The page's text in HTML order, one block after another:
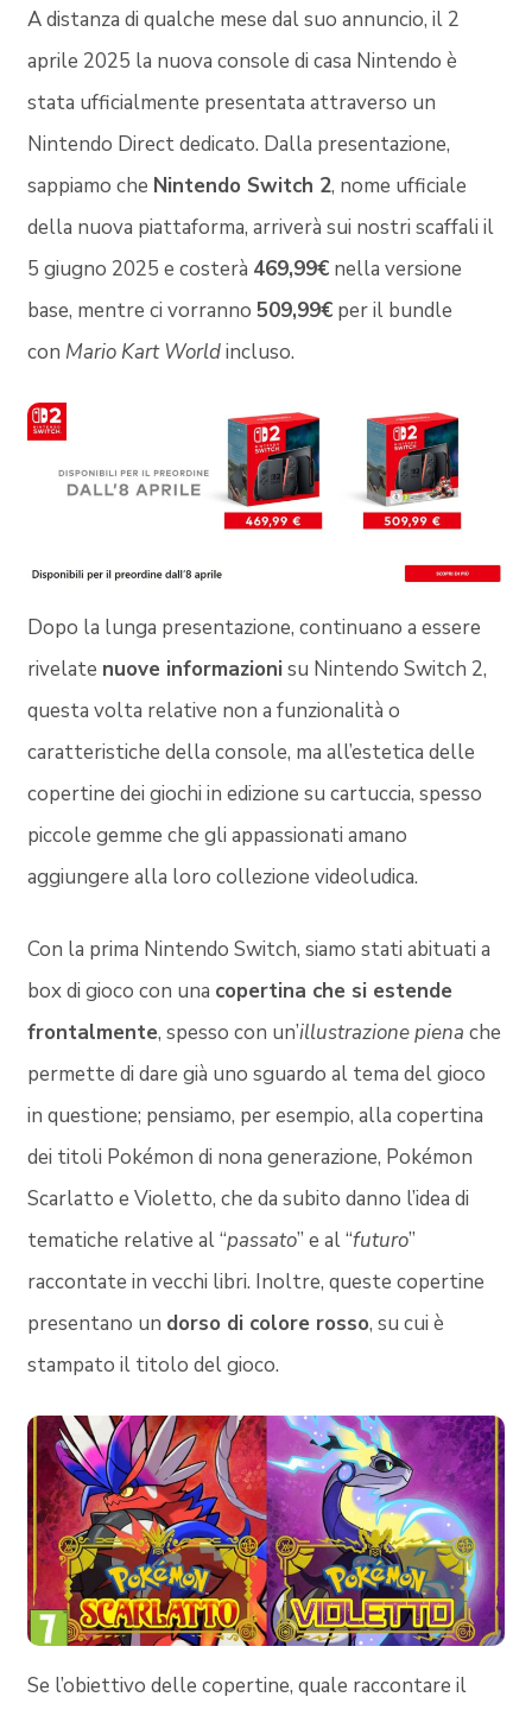
A distanza di qualche mese dal suo annuncio, il 2
aprile 2025 la nuova console di casa Nintendo è
stata ufficialmente presentata attraverso un
Nintendo Direct dedicato. Dalla presentazione,
sappiamo che Nintendo Switch 2, nome ufficiale
della nuova piattaforma, arriverà sui nostri scaffali il
5 giugno 2025 e costerà 469,99€ nella versione
base, mentre ci vorranno 509,99€ per il bundle
con Mario Kart Worldincluso.
Dopo la lunga presentazione, continuano a essere
rivelate nuove informazionisu Nintendo Switch 2,
questa volta relative non a funzionalità o
caratteristiche della console, ma all’estetica delle
copertine dei giochi in edizione su cartuccia, spesso
piccole gemme che gli appassionati amano
aggiungere alla loro collezione videoludica.
Con la prima Nintendo Switch, siamo stati abituati a
box di gioco con una copertina che si estende
frontalmente, spesso con un’illustrazione piena che
permette di dare già uno sguardo al tema del gioco
in questione; pensiamo, per esempio, alla copertina
dei titoli Pokémon di nona generazione, Pokémon
Scarlatto e Violetto, che da subito danno l’idea di
tematiche relative al “passato” e al “futuro”
raccontate in vecchi libri. Inoltre, queste copertine
presentano un dorso di colore rosso, su cui è
stampato il titolo del gioco.
Se l’obiettivo delle copertine, quale raccontare il